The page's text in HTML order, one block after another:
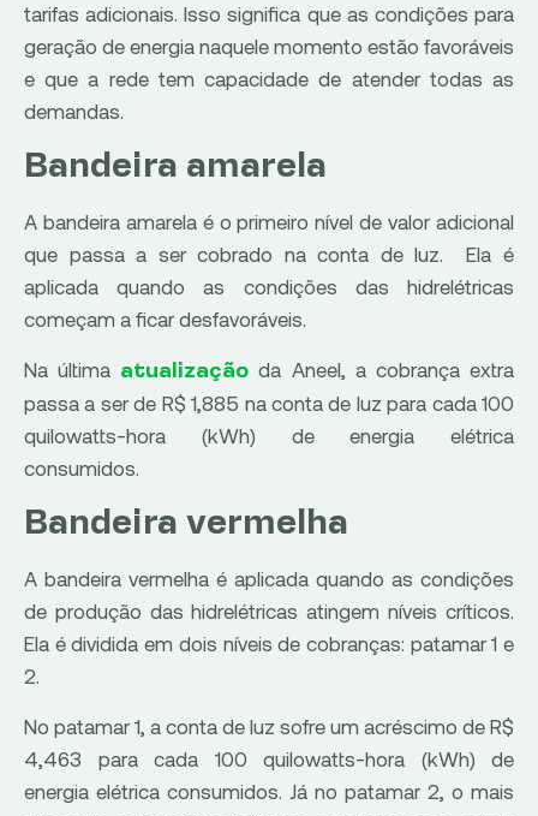
tarifas adicionais. Isso significa que as condições para
geração de energia naquele momento estão favoráveis
e que a rede tem capacidade de atender todas as
demandas.
Bandeira amarela
A bandeira amarela é o primeiro nível de valor adicional
que passa a ser cobrado na conta de luz. Ela é
aplicada quando as condições das hidrelétricas
começam a ficar desfavoráveis.
Na última atualização da Aneel, a cobrança extra
passa a ser de R$ 1,885 na conta de luz para cada 100
quilowatts-hora (kWh) de energia elétrica
consumidos.
Bandeira vermelha
A bandeira vermelha é aplicada quando as condições
de produção das hidrelétricas atingem níveis críticos.
Ela é dividida em dois níveis de cobranças: patamar 1 e
2.
No patamar 1, a conta de luz sofre um acréscimo de R$
4,463 para cada 100 quilowatts-hora (kWh) de
energia elétrica consumidos. Já no patamar 2, o mais